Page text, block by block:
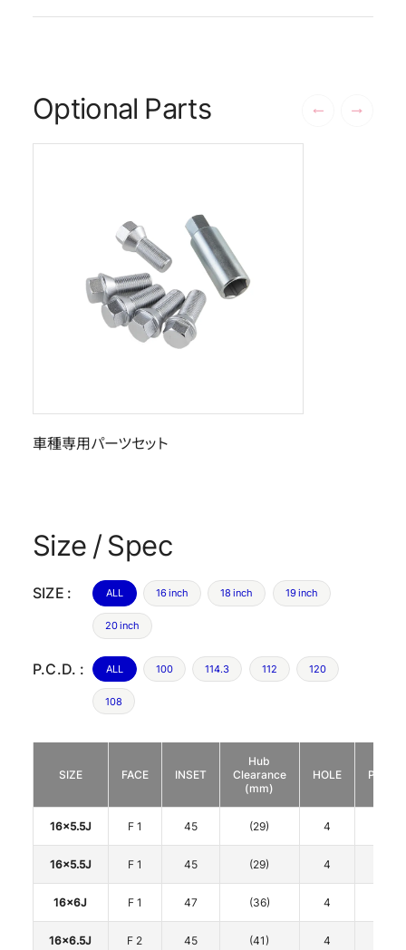
Optional Parts
車種専用パーツセット
Size / Spec
SIZE : ALL 16 inch 18 inch 19 inch
20 inch
P.C.D. : ALL 100 114.3 112 120
108
SIZE FACE INSET
Hub
Clearance
(mm)
HOLE P.C.D.
16x5.5J F 1 45 (29) 4
16x5.5J F 1 45 (29) 4
16x6J F 1 47 (36) 4
16x6.5J F 2 45 (41) 4